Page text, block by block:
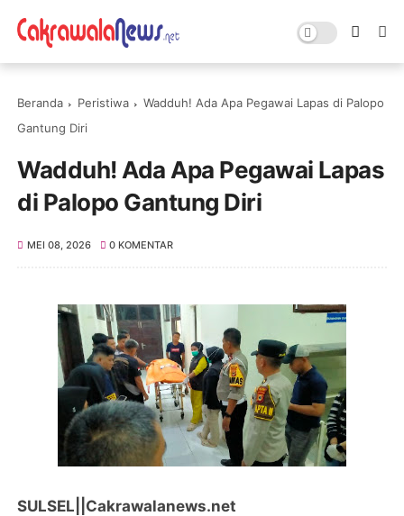
Beranda Peristiwa
Wadduh! Ada Apa Pegawai Lapas di Palopo
Gantung Diri
Wadduh! Ada Apa Pegawai Lapas
di Palopo Gantung Diri
MEI 08, 2026 0 KOMENTAR
SULSEL||Cakrawalanews.net